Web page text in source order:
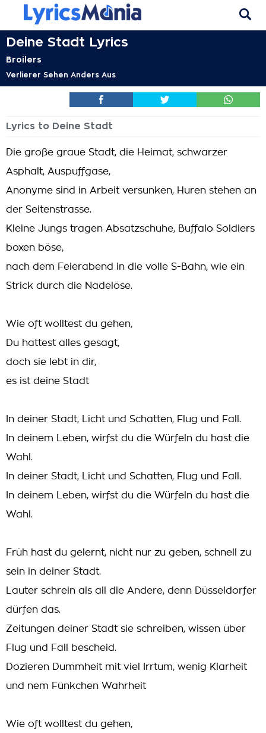
Deine Stadt Lyrics
Broilers
Verlierer Sehen Anders Aus
Lyrics to Deine Stadt
Die große graue Stadt, die Heimat, schwarzer
Asphalt, Auspuffgase,
Anonyme sind in Arbeit versunken, Huren stehen an
der Seitenstrasse.
Kleine Jungs tragen Absatzschuhe, Buffalo Soldiers
boxen böse,
nach dem Feierabend in die volle S-Bahn, wie ein
Strick durch die Nadelöse.
Wie oft wolltest du gehen,
Du hattest alles gesagt,
doch sie lebt in dir,
es ist deine Stadt
In deiner Stadt, Licht und Schatten, Flug und Fall.
In deinem Leben, wirfst du die Würfeln du hast die
Wahl.
In deiner Stadt, Licht und Schatten, Flug und Fall.
In deinem Leben, wirfst du die Würfeln du hast die
Wahl.
Früh hast du gelernt, nicht nur zu geben, schnell zu
sein in deiner Stadt.
Lauter schrein als all die Andere, denn Düsseldorfer
dürfen das.
Zeitungen deiner Stadt sie schreiben, wissen über
Flug und Fall bescheid.
Dozieren Dummheit mit viel Irrtum, wenig Klarheit
und nem Fünkchen Wahrheit
Wie oft wolltest du gehen,